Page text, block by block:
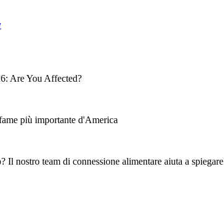
Are You Affected?
più importante d'America
Il nostro team di connessione alimentare aiuta a spiegare